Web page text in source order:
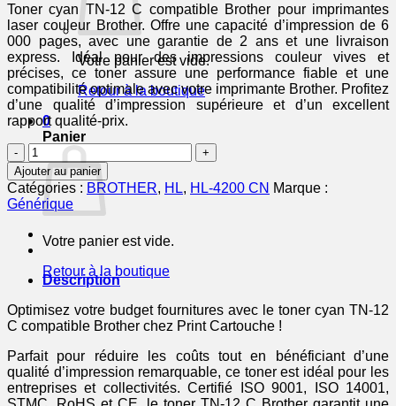
Votre panier est vide.
Retour à la boutique
0
Panier
Votre panier est vide.
Retour à la boutique
Toner cyan TN-12 C compatible Brother pour imprimantes
laser couleur Brother. Offre une capacité d’impression de 6
000 pages, avec une garantie de 2 ans et une livraison
express. Idéal pour des impressions couleur vives et
précises, ce toner assure une performance fiable et une
compatibilité optimale avec votre imprimante Brother. Profitez
d’une qualité d’impression supérieure et d’un excellent
rapport qualité-prix.
quantité
de
TN12C
-
toner
compatible
Brother
cyan
Ajouter au panier
Catégories : BROTHER, HL, HL-4200 CN Marque :
Générique
Description
Optimisez votre budget fournitures avec le toner cyan TN-12
C compatible Brother chez Print Cartouche !
Parfait pour réduire les coûts tout en bénéficiant d’une
qualité d’impression remarquable, ce toner est idéal pour les
entreprises et collectivités. Certifié ISO 9001, ISO 14001,